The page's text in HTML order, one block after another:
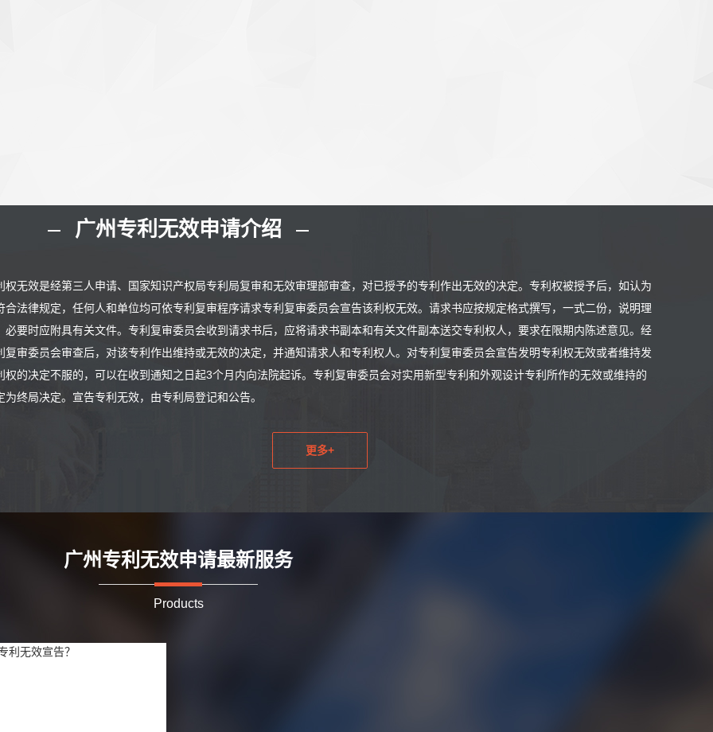
广州专利无效申请介绍
权无效是经第三人申请、国家知识产权局专利局复审和无效审理部审查，对已授予的专利作出无效的决定。专利权被授予后，如认为
合法律规定，任何人和单位均可依专利复审程序请求专利复审委员会宣告该利权无效。请求书应按规定格式撰写，一式二份，说明理
必要时应附具有关文件。专利复审委员会收到请求书后，应将请求书副本和有关文件副本送交专利权人，要求在限期内陈述意见。经
复审委员会审查后，对该专利作出维持或无效的决定，并通知请求人和专利权人。对专利复审委员会宣告发明专利权无效或者维持发
权的决定不服的，可以在收到通知之日起3个月内向法院起诉。专利复审委员会对实用新型专利和外观设计专利所作的无效或维持的
为终局决定。宣告专利无效，由专利局登记和公告。
更多+
广州专利无效申请最新服务
Products